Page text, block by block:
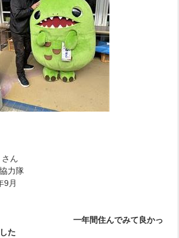
ん
力隊
9月
一年間住んでみて良かっ
た